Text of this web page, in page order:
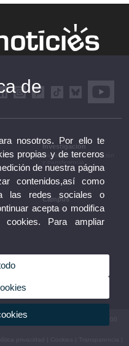
Investigación
Investigación, innovación
Campus
Campus
Espanya. Tel UV: (+34) 963 86 41 00
de
nosotros. Por ello te
propias y de terceros
de nuestra página
contenidos,así como
a las redes sociales o
acepta o modifica
cookies. Para ampliar